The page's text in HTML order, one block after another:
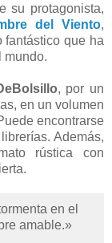
su protagonista,
del Viento,
fantástico que ha
mundo.
, por un
en un volumen
encontrarse
Además,
rústica con
en el
amable.»